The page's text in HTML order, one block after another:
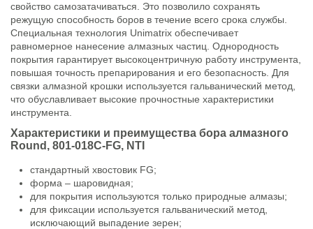
свойство самозатачиваться. Это позволило сохранять
режущую способность боров в течение всего срока службы.
Специальная технология Unimatrix обеспечивает
равномерное нанесение алмазных частиц. Однородность
покрытия гарантирует высокоцентричную работу инструмента,
повышая точность препарирования и его безопасность. Для
связки алмазной крошки используется гальванический метод,
что обуславливает высокие прочностные характеристики
инструмента.
Характеристики и преимущества бора алмазного
Round, 801-018C-FG, NTI
стандартный хвостовик FG;
форма – шаровидная;
для покрытия используются только природные алмазы;
для фиксации используется гальванический метод,
исключающий выпадение зерен;